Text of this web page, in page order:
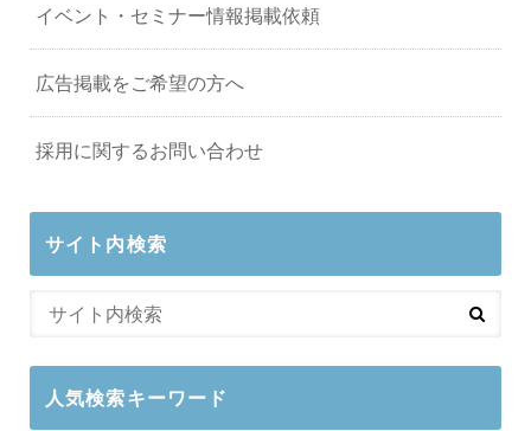
イベント・セミナー情報掲載依頼
広告掲載をご希望の方へ
採用に関するお問い合わせ
サイト内検索
人気検索キーワード